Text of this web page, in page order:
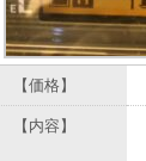
【価格】
【内容】